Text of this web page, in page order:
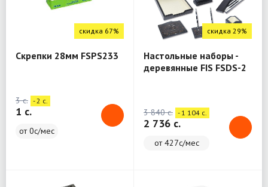
скидка 67%
Скрепки 28мм FSPS233
3 c. - 2 c.
1 c.
от 0с/мес
скидка 29%
Настольные наборы -
деревянные FIS FSDS-2
3 840 c. - 1 104 c.
2 736 c.
от 427с/мес